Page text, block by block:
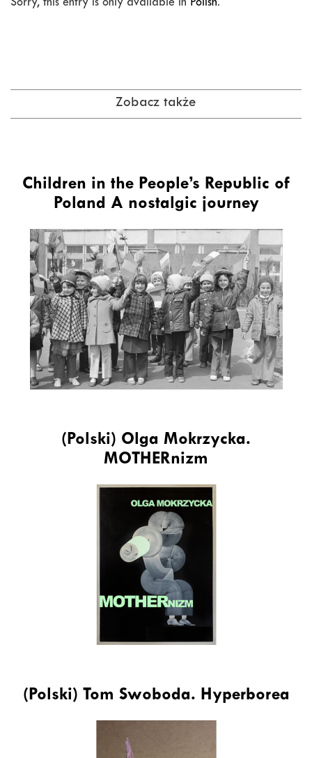
Sorry, this entry is only available in Polish.
Zobacz także
Children in the People’s Republic of
Poland A nostalgic journey
(Polski) Olga Mokrzycka.
MOTHERnizm
(Polski) Tom Swoboda. Hyperborea